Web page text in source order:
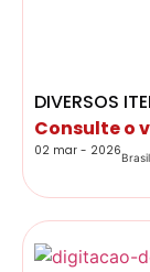
DIVERSOS
Consulte o
02 mar - 2026Brasil